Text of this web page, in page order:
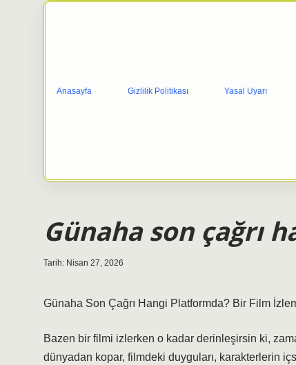
Anasayfa Gizlilik Politikası Yasal Uyarı
Günaha son çağrı
Tarih: Nisan 27, 2026
Günaha Son Çağrı Hangi Platformda? Bir Film
Bazen bir filmi izlerken o kadar derinleşirsin ki,
dünyadan kopar, filmdeki duyguları, karakterlerin